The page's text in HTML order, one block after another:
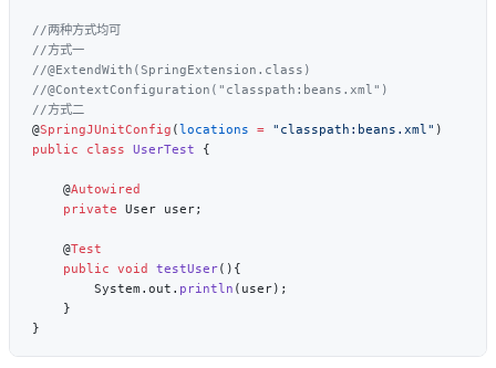
@SpringJUnitConfig (locations = "classpath:beans.xml"
public class UserTest
    @
    private
    @
    public
void testUser
        System.out.
println